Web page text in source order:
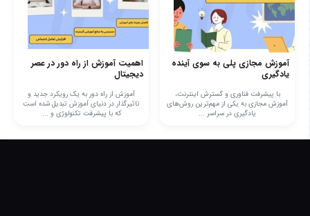
آموزش مجازی پلی به سوی آینده
یادگیری
با پیشرفت فناوری و گسترش اینترنت،
آموزش مجازی به یکی از مهم‌ترین روش‌های
یادگیری در سراسر ...
اهمیت آموزش از راه دور در عصر
دیجیتال
آموزش از راه دور به یک رویکرد جدید و
تاثیرگذار در دنیای آموزش تبدیل شده است
که با پیشرفت تکنولوژی و ...